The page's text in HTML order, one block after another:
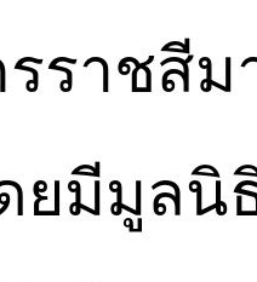
ราชสีม
ยมีมูลนิ